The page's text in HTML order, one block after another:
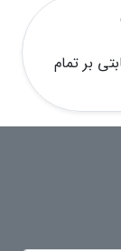
بر تمام